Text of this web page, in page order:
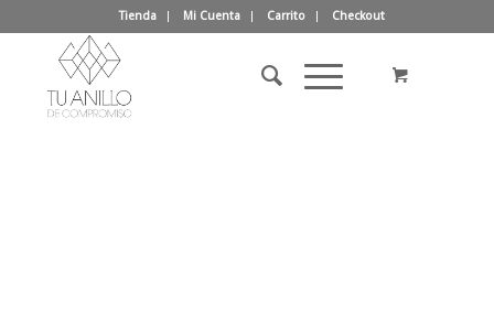
Tienda Mi Cuenta Carrito Checkout